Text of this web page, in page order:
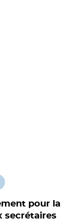
pour la
secrétaires